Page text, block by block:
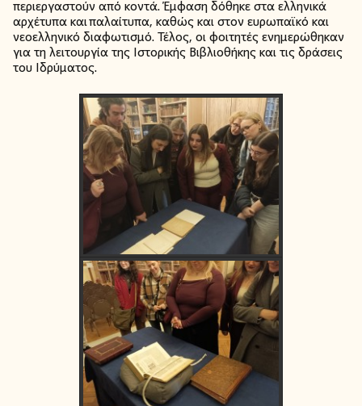
περιεργαστούν από κοντά. Έμφαση δόθηκε στα ελληνικά
αρχέτυπα καιπαλαίτυπα, καθώς και στον ευρωπαϊκό και
νεοελληνικό διαφωτισμό. Τέλος, οι φοιτητές ενημερώθηκαν
για τη λειτουργία της Ιστορικής Βιβλιοθήκης και τις δράσεις
του Ιδρύματος.